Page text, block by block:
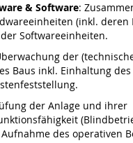
& Software:
(inkl. deren
Softwareeinheiten.
der
Baus inkl. Einhaltung des
der Anlage und ihrer
des operativen